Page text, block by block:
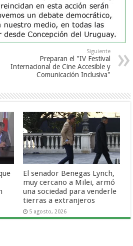
Siguiente
Preparan el "IV Festival
Internacional de Cine Accesible y
Comunicación Inclusiva"
El senador Benegas Lynch,
muy cercano a Milei, armó
una sociedad para venderle
tierras a extranjeros
5 agosto, 2026